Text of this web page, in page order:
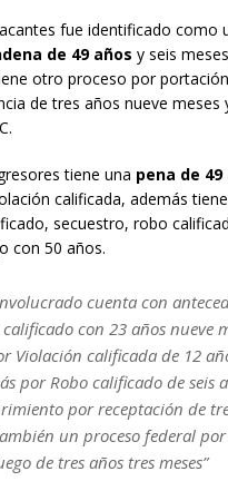
fue identificado como
de 49 años y seis
otro proceso por
de tres años nueve meses
tiene una pena de 49
calificada, además
secuestro, robo
con 50 años.
cuenta con
con 23 años nueve
Violación calificada de 12
por Robo calificado de seis
por receptación de
un proceso federal
de tres años tres meses”